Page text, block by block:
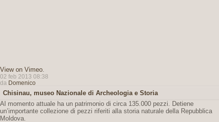
View on Vimeo.
02 feb 2013 08:38
da Domenico
Chisinau, museo Nazionale di Archeologia e Storia
Al momento attuale ha un patrimonio di circa 135.000 pezzi. Detiene
un’importante collezione di pezzi riferiti alla storia naturale della Repubblica
Moldova.